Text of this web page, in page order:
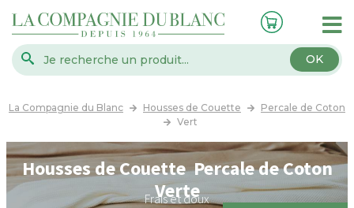
OK
La Compagnie du Blanc Housses de Couette
Percale de Coton
Vert
Housses de Couette Percale de Coton
Verte
Frais et doux